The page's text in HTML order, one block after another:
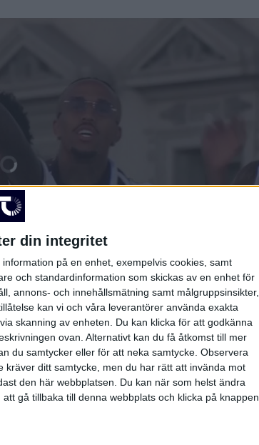
din integritet
på en enhet, exempelvis cookies, samt
och standardinformation som skickas av en enhet för
annons- och innehållsmätning samt målgruppsinsikter,
kan vi och våra leverantörer använda exakta
skanning av enheten. Du kan klicka för att godkänna
ovan. Alternativt kan du få åtkomst till mer
du samtycker eller för att neka samtycke. Observera
ditt samtycke, men du har rätt att invända mot
den här webbplatsen. Du kan när som helst ändra
gå tillbaka till denna webbplats och klicka på knappen
1